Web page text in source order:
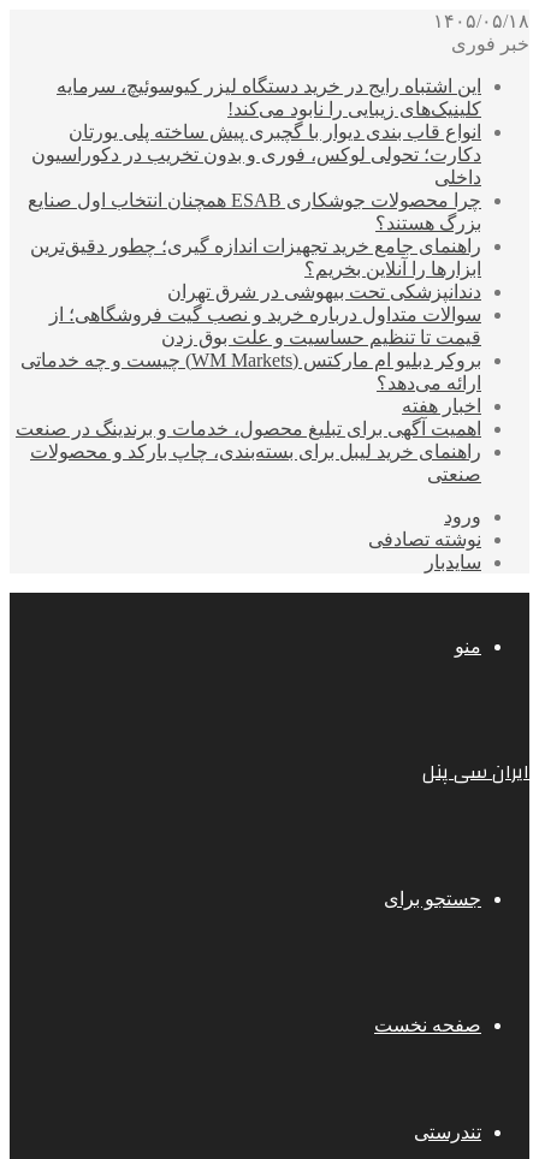
۱۴۰۵/۰۵/۱۸
خبر فوری
این اشتباه رایج در خرید دستگاه لیزر کیوسوئیچ، سرمایه
کلینیک‌های زیبایی را نابود می‌کند!
انواع قاب بندی دیوار با گچبری پیش ساخته پلی یورتان
دکارت؛ تحولی لوکس، فوری و بدون تخریب در دکوراسیون
داخلی
چرا محصولات جوشکاری ESAB همچنان انتخاب اول صنایع
بزرگ هستند؟
راهنمای جامع خرید تجهیزات اندازه گیری؛ چطور دقیق‌ترین
ابزارها را آنلاین بخریم؟
دندانپزشکی تحت بیهوشی در شرق تهران
سوالات متداول درباره خرید و نصب گیت فروشگاهی؛ از
قیمت تا تنظیم حساسیت و علت بوق زدن
بروکر دبلیو ام مارکتس (WM Markets) چیست و چه خدماتی
ارائه می‌دهد؟
اخبار هفته
اهمیت آگهی برای تبلیغ محصول، خدمات و برندینگ در صنعت
راهنمای خرید لیبل برای بسته‌بندی، چاپ بارکد و محصولات
صنعتی
ورود
نوشته تصادفی
سایدبار
منو
ایران سی پنل
جستجو برای
صفحه نخست
تندرستی